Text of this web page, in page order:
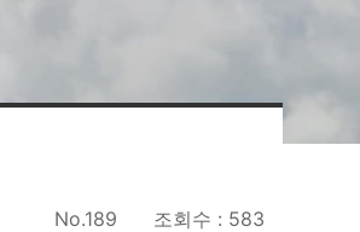
No.189 조회수 : 583